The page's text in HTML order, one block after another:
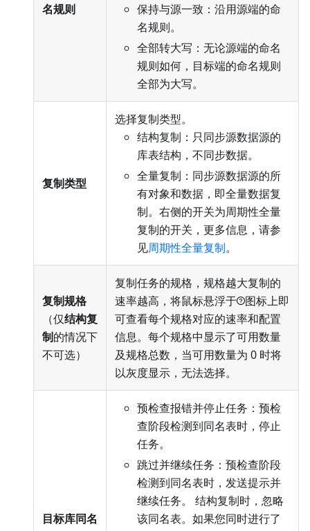
名规则
保持与源一致：沿用源端的命
名规则。
全部转大写：无论源端的命名
规则如何，目标端的命名规则
全部为大写。
复制类型
选择复制类型。
结构复制：只同步源数据源的
库表结构，不同步数据。
全量复制：同步源数据源的所
有对象和数据，即全量数据复
制。右侧的开关为周期性全量
复制的开关，更多信息，请参
见周期性全量复制。
复制规格
（仅结构复
制的情况下
不可选）
复制任务的规格，规格越大复制的
速率越高，将鼠标悬浮于 图标上即
可查看每个规格对应的速率和配置
信息。每个规格中显示了可用数量
及规格总数，当可用数量为 0 时将
以灰度显示，无法选择。
目标库同名
预检查报错并停止任务：预检
查阶段检测到同名表时，停止
任务。
跳过并继续任务：预检查阶段
检测到同名表时，发送提示并
继续任务。 结构复制时，忽略
该同名表。如果您同时进行了